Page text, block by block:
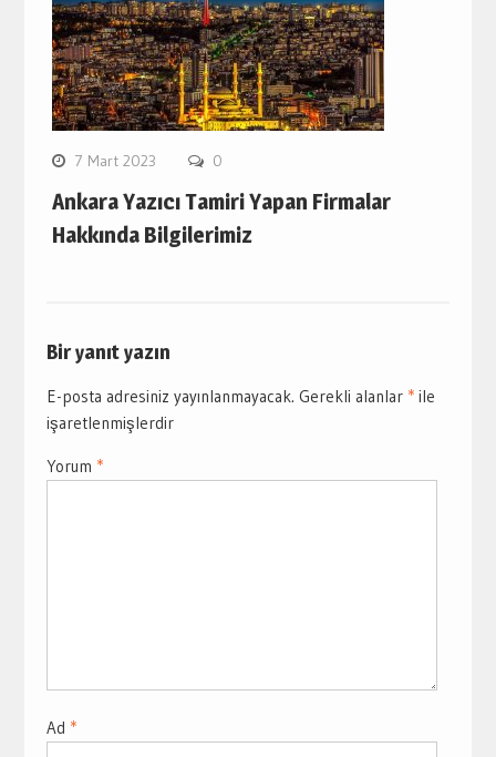
7 Mart 2023 0
Ankara Yazıcı Tamiri Yapan Firmalar
Hakkında Bilgilerimiz
Bir yanıt yazın
E-posta adresiniz yayınlanmayacak. Gerekli alanlar *ile
işaretlenmişlerdir
Yorum *
Ad *